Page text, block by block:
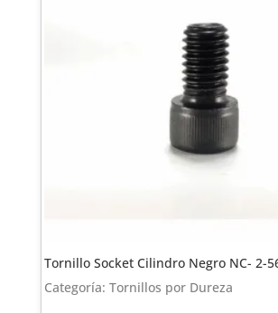
Tornillo Socket Cilindro Negro NC- 2-
Categoría: Tornillos por Dureza